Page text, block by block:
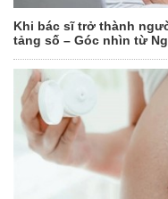
Khi bác sĩ trở thành
tảng số – Góc nhìn từ